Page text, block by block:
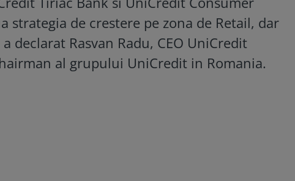
strategia de crestere pe zona de Retail, dar
declarat Rasvan Radu, CEO UniCredit
al grupului UniCredit in Romania.